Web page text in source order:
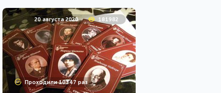
20 августа 2020 181982
Проходили 10347 раз